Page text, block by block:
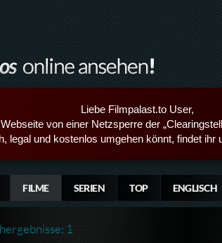
Liebe Filmpalast.to User,
von einer Netzsperre der
legal und kostenlos umgehen könnt, findet ihr
FILME SERIEN TOP ENGLISCH
1